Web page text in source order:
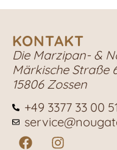
KONTAKT
Die Marzipan- &
Märkische Straße
15806 Zossen
+49 3377 33 00